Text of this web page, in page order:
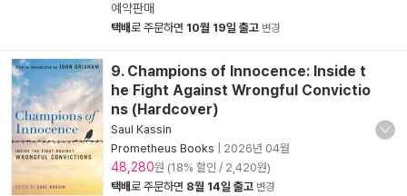
예약판매
택배로 주문하면 10월 19일 출고 변경
9. Champions of Innocence: Inside t
he Fight Against Wrongful Convictio
ns (Hardcover)
Saul Kassin
Prometheus Books
2026년 04월
48,280원 (18% 할인 / 2,420원)
택배로 주문하면 8월 14일 출고 변경